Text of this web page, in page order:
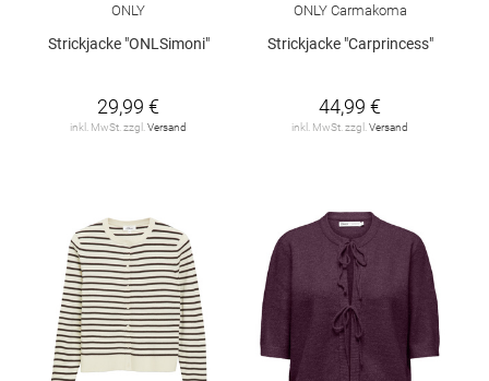
ONLY
Strickjacke "ONLSimoni"
29,99 €
inkl. MwSt. zzgl. Versand
ONLY Carmakoma
Strickjacke "Carprincess"
44,99 €
inkl. MwSt. zzgl. Versand